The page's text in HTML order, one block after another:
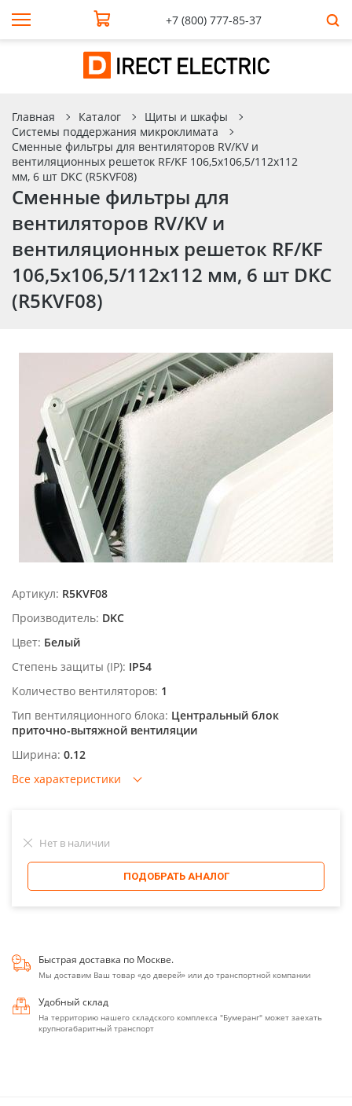
+7 (800) 777-85-37
Главная Каталог
Щиты и шкафы
Системы поддержания микроклимата
Сменные фильтры для вентиляторов RV/KV и
вентиляционных решеток RF/KF 106,5x106,5/112x112
мм, 6 шт DKC (R5KVF08)
Сменные фильтры для
вентиляторов RV/KV и
вентиляционных решеток RF/KF
106,5x106,5/112x112 мм, 6 шт DKC
(R5KVF08)
Артикул: R5KVF08
Производитель: DKC
Цвет: Белый
Степень защиты (IP): IP54
Количество вентиляторов: 1
Тип вентиляционного блока: Центральный блок
приточно-вытяжной вентиляции
Ширина: 0.12
Все характеристики
Нет в наличии
ПОДОБРАТЬ АНАЛОГ
Быстрая доставка по Москве.
Мы доставим Ваш товар «до дверей» или до транспортной компании
Удобный склад
На территорию нашего складского комплекса "Бумеранг" может заехать
крупногабаритный транспорт